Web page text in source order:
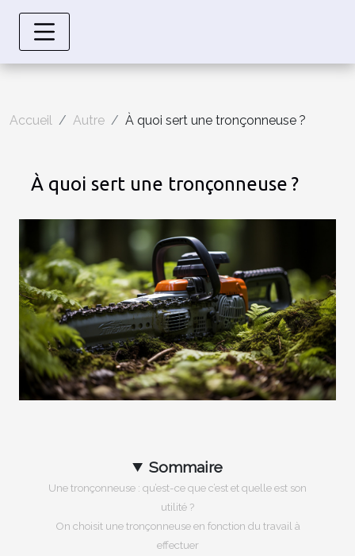
Accueil Autre À quoi sert une tronçonneuse ?
À quoi sert une tronçonneuse ?
Sommaire
Une tronçonneuse : qu’est-ce que c’est et quelle est son
utilité ?
On choisit une tronçonneuse en fonction du travail à
effectuer